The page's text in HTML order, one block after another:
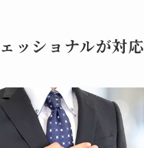
ッショナルが対応